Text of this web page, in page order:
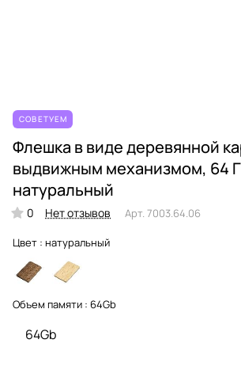
СОВЕТУЕМ
Флешка в виде деревянной
выдвижным механизмом, 64
натуральный
0 Нет отзывов Арт. 7003.64.06
Цвет : натуральный
Объем памяти : 64Gb
64Gb